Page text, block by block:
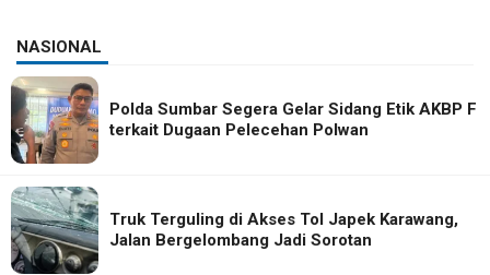
NASIONAL
Polda Sumbar Segera Gelar Sidang Etik AKBP F
terkait Dugaan Pelecehan Polwan
Truk Terguling di Akses Tol Japek Karawang,
Jalan Bergelombang Jadi Sorotan